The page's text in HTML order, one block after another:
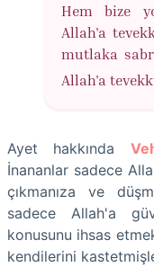
Hem bize
Allah'a
mutlaka
Allah'a
Ayet hakkında
İnananlar sadece
çıkmanıza ve
sadece Allah'a
konusunu ihsas
kendile­rini